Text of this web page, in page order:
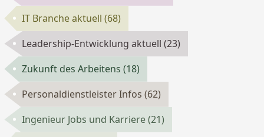
IT Branche aktuell(68)
Leadership-Entwicklung aktuell(23)
Zukunft des Arbeitens(18)
Personaldienstleister Infos(62)
Ingenieur Jobs und Karriere(21)